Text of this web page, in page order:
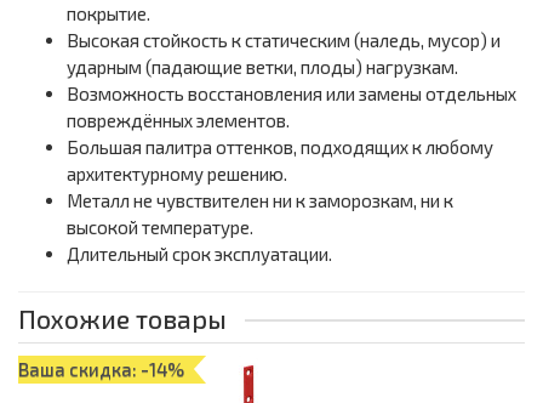
покрытие.
Высокая стойкость к статическим (наледь, мусор) и
ударным (падающие ветки, плоды) нагрузкам.
Возможность восстановления или замены отдельных
повреждённых элементов.
Большая палитра оттенков, подходящих к любому
архитектурному решению.
Металл не чувствителен ни к заморозкам, ни к
высокой температуре.
Длительный срок эксплуатации.
Похожие товары
Ваша скидка: -14%